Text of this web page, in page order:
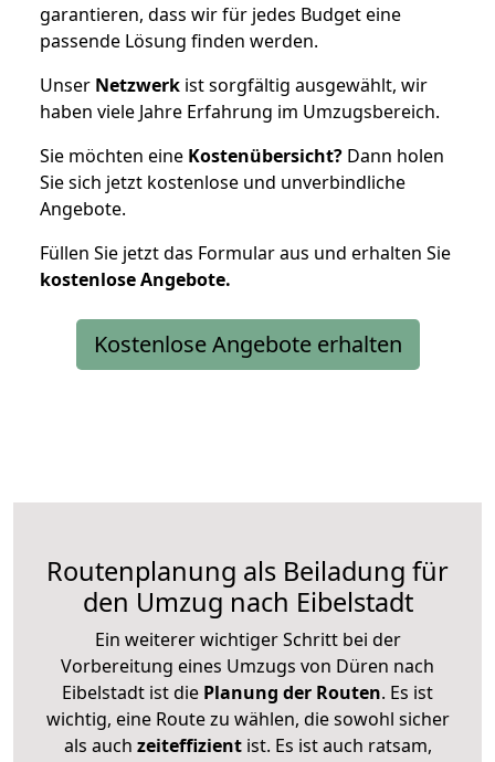
garantieren, dass wir für jedes Budget eine
passende Lösung finden werden.
Unser Netzwerk ist sorgfältig ausgewählt, wir
haben viele Jahre Erfahrung im Umzugsbereich.
Sie möchten eine Kostenübersicht? Dann holen
Sie sich jetzt kostenlose und unverbindliche
Angebote.
Füllen Sie jetzt das Formular aus und erhalten Sie
kostenloseAngebote.
Kostenlose Angebote erhalten
Routenplanung als Beiladung für
den Umzug nach Eibelstadt
Ein weiterer wichtiger Schritt bei der
Vorbereitung eines Umzugs von Düren nach
Eibelstadt ist die Planung der Routen. Es ist
wichtig, eine Route zu wählen, die sowohl sicher
als auch zeiteffizientist. Es ist auch ratsam,